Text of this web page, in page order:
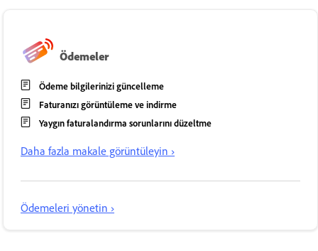
Ödemeler
Ödeme bilgilerinizi güncelleme
Faturanızı görüntüleme ve indirme
Yaygın faturalandırma sorunlarını düzeltme
Daha fazla makale görüntüleyin ›
Ödemeleri yönetin ›